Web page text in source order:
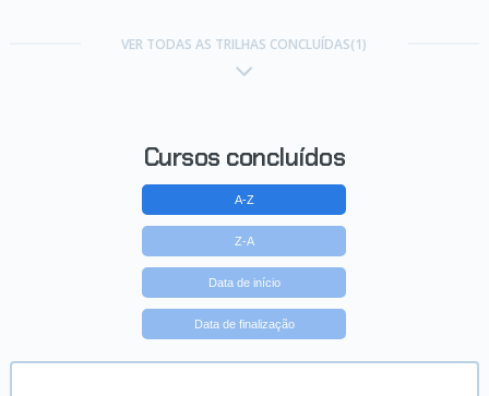
VER TODAS AS TRILHAS CONCLUÍDAS(1)
Cursos concluídos
A-Z
Z-A
Data de início
Data de finalização